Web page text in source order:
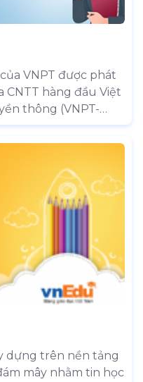
VNPT được phát
CNTT hàng đầu Việt
là học sinh, phụ
cấp 3 trong việc
Toán, Lý Hóa,
(Mobile –
giá cước hợp lý, dịch
cho các bậc phụ
trợ kèm cặp con
qua ứng dụng
chuyên nghiệp một
dựng trên nền tảng
mây nhằm tin học